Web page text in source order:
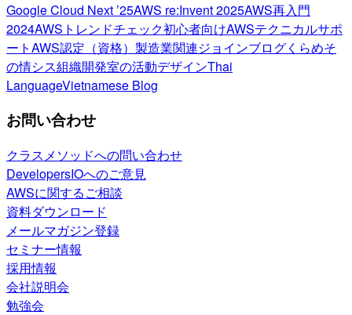
Google Cloud Next ’25AWS re:Invent 2025AWS再入門
2024AWSトレンドチェック初心者向けAWSテクニカルサポ
ートAWS認定（資格） 製造業関連ジョインブログくらめそ
の情シス組織開発室の活動デザインThai
LanguageVietnamese Blog
お問い合わせ
クラスメソッドへの問い合わせ
DevelopersIOへのご意見
AWSに関するご相談
資料ダウンロード
メールマガジン登録
セミナー情報
採用情報
会社説明会
勉強会